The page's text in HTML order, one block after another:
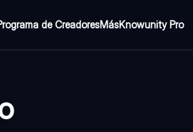
de CreadoresMásKnowunity Pro